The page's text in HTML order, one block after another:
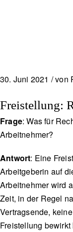
30. Juni 2021 / von
Freistellung:
Frage: Was für
Arbeitnehmer?
Antwort: Eine
Arbeitgeberin auf
Arbeitnehmer wird
Zeit, in der Regel
Vertragsende,
Freistellung